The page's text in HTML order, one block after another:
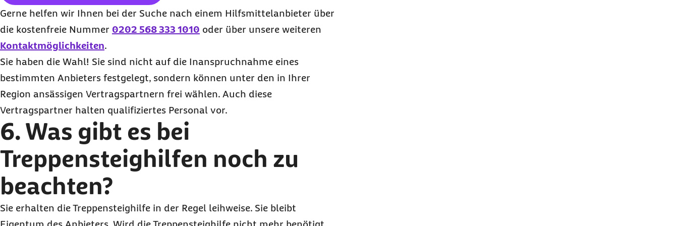
Gerne helfen wir Ihnen bei der Suche nach einem Hilfsmittelanbieter über
die kostenfreie Nummer 0202 568 333 1010 oder über unsere weiteren
Kontaktmöglichkeiten.
Sie haben die Wahl! Sie sind nicht auf die Inanspruchnahme eines
bestimmten Anbieters festgelegt, sondern können unter den in Ihrer
Region ansässigen Vertragspartnern frei wählen. Auch diese
Vertragspartner halten qualifiziertes Personal vor.
6. Was gibt es bei
Treppensteighilfen noch zu
beachten?
Sie erhalten die Treppensteighilfe in der Regel leihweise. Sie bleibt